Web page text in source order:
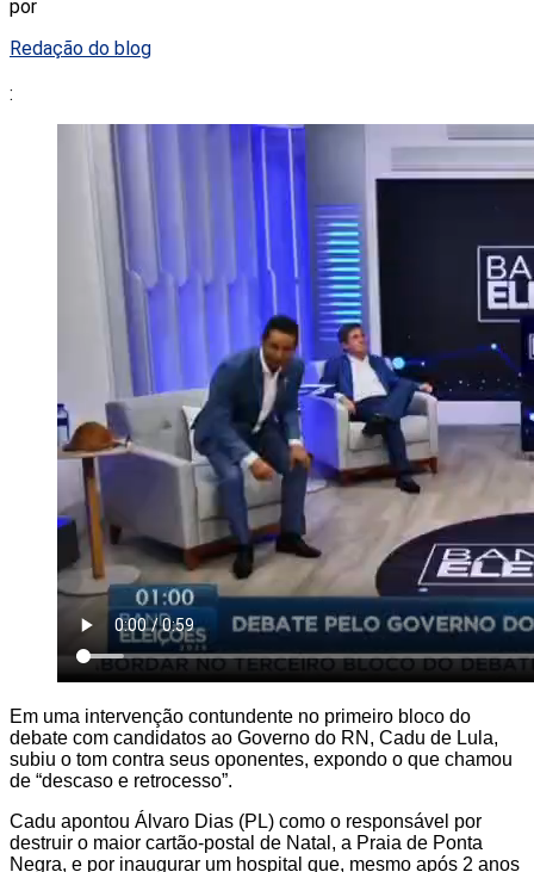
por
Redação do blog
:
Em uma intervenção contundente no primeiro bloco do
debate com candidatos ao Governo do RN, Cadu de Lula,
subiu o tom contra seus oponentes, expondo o que chamou
de “descaso e retrocesso”.
Cadu apontou Álvaro Dias (PL) como o responsável por
destruir o maior cartão-postal de Natal, a Praia de Ponta
Negra, e por inaugurar um hospital que, mesmo após 2 anos